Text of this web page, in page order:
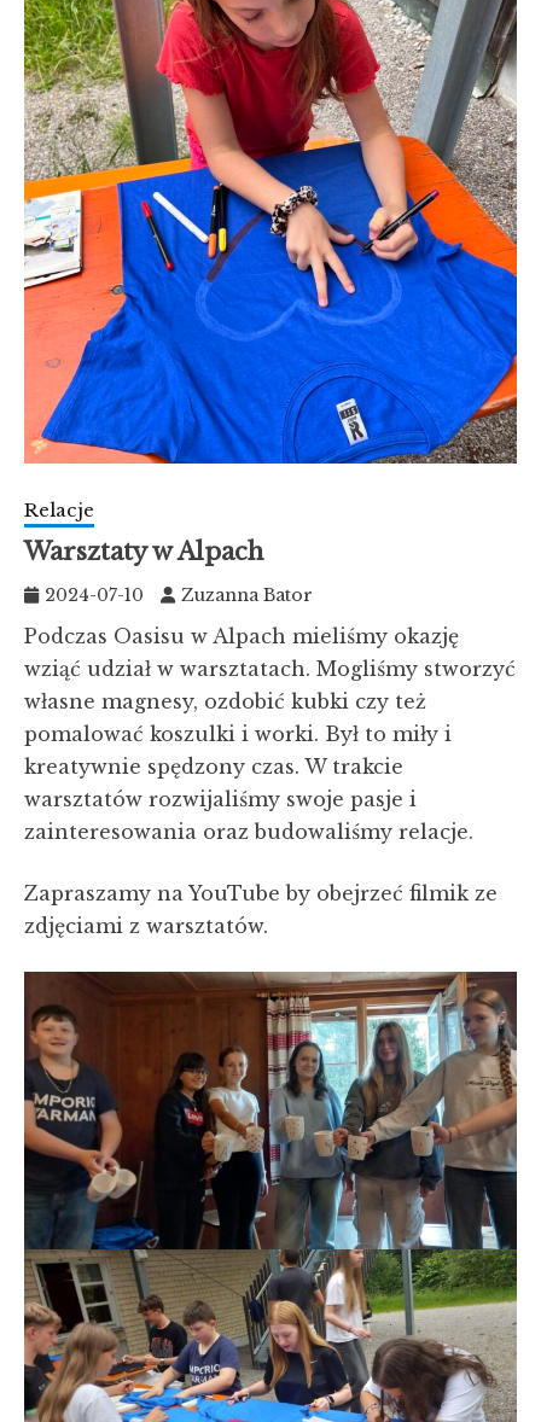
Relacje
Warsztaty w Alpach
2024-07-10 Zuzanna Bator
Podczas Oasisu w Alpach mieliśmy okazję
wziąć udział w warsztatach. Mogliśmy stworzyć
własne magnesy, ozdobić kubki czy też
pomalować koszulki i worki. Był to miły i
kreatywnie spędzony czas. W trakcie
warsztatów rozwijaliśmy swoje pasje i
zainteresowania oraz budowaliśmy relacje.
Zapraszamy na YouTube by obejrzeć filmik ze
zdjęciami z warsztatów.